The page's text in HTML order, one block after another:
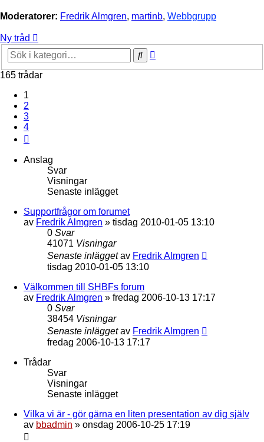
Moderatorer: Fredrik Almgren, martinb, Webbgrupp
Ny tråd
Sök
165 trådar
1
2
3
4
Anslag
Svar
Visningar
Senaste inlägget
Supportfrågor om forumet
av Fredrik Almgren » tisdag 2010-01-05 13:10
0 Svar
41071 Visningar
Senaste inläggetav Fredrik Almgren
tisdag 2010-01-05 13:10
Välkommen till SHBFs forum
av Fredrik Almgren » fredag 2006-10-13 17:17
0 Svar
38454 Visningar
Senaste inläggetav Fredrik Almgren
fredag 2006-10-13 17:17
Trådar
Svar
Visningar
Senaste inlägget
Vilka vi är - gör gärna en liten presentation av dig själv
av bbadmin » onsdag 2006-10-25 17:19